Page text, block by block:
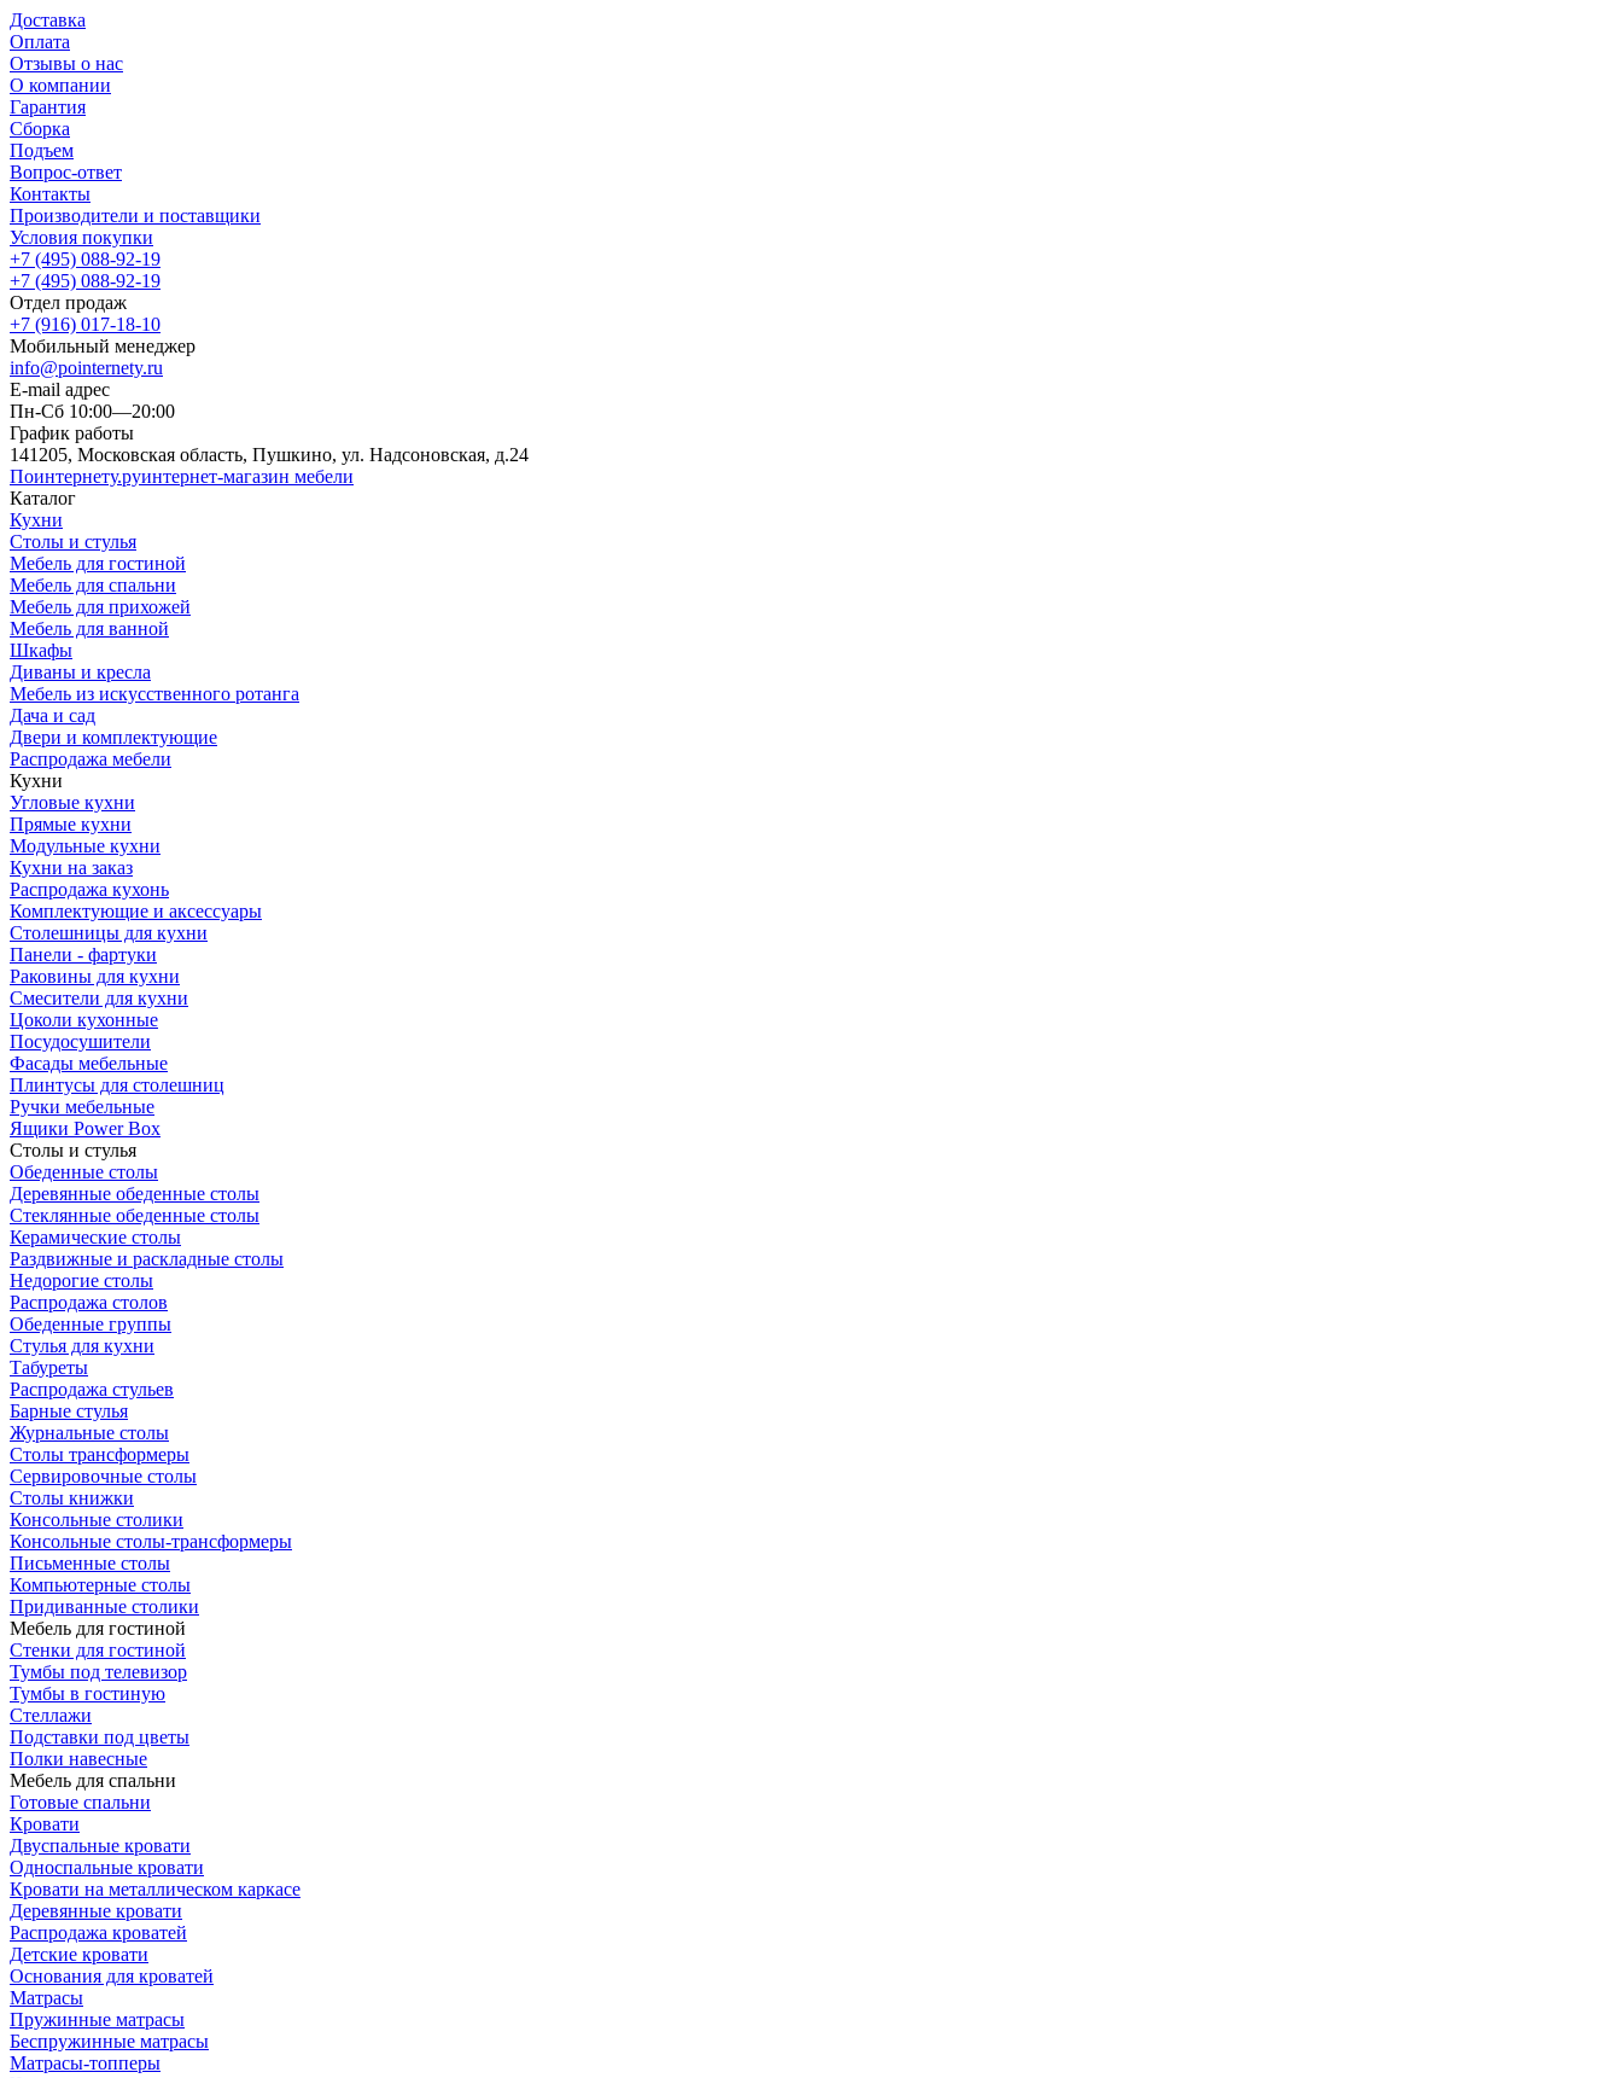
Доставка
Оплата
Отзывы о нас
О компании
Гарантия
Сборка
Подъем
Вопрос-ответ
Контакты
Производители и поставщики
Условия покупки
+7 (495) 088-92-19
+7 (495) 088-92-19
Отдел продаж
+7 (916) 017-18-10
Мобильный менеджер
info@pointernety.ru
E-mail адрес
Пн-Сб 10:00—20:00
График работы
141205, Московская область, Пушкино, ул. Надсоновская, д.24
Поинтернету.руинтернет-магазин мебели
Каталог
Кухни
Столы и стулья
Мебель для гостиной
Мебель для спальни
Мебель для прихожей
Мебель для ванной
Шкафы
Диваны и кресла
Мебель из искусственного ротанга
Дача и сад
Двери и комплектующие
Распродажа мебели
Кухни
Угловые кухни
Прямые кухни
Модульные кухни
Кухни на заказ
Распродажа кухонь
Комплектующие и аксессуары
Столешницы для кухни
Панели - фартуки
Раковины для кухни
Смесители для кухни
Цоколи кухонные
Посудосушители
Фасады мебельные
Плинтусы для столешниц
Ручки мебельные
Ящики Power Box
Столы и стулья
Обеденные столы
Деревянные обеденные столы
Стеклянные обеденные столы
Керамические столы
Раздвижные и раскладные столы
Недорогие столы
Распродажа столов
Обеденные группы
Стулья для кухни
Табуреты
Распродажа стульев
Барные стулья
Журнальные столы
Столы трансформеры
Сервировочные столы
Столы книжки
Консольные столики
Консольные столы-трансформеры
Письменные столы
Компьютерные столы
Придиванные столики
Мебель для гостиной
Стенки для гостиной
Тумбы под телевизор
Тумбы в гостиную
Стеллажи
Подставки под цветы
Полки навесные
Мебель для спальни
Готовые спальни
Кровати
Двуспальные кровати
Односпальные кровати
Кровати на металлическом каркасе
Деревянные кровати
Распродажа кроватей
Детские кровати
Основания для кроватей
Матрасы
Пружинные матрасы
Беспружинные матрасы
Матрасы-топперы